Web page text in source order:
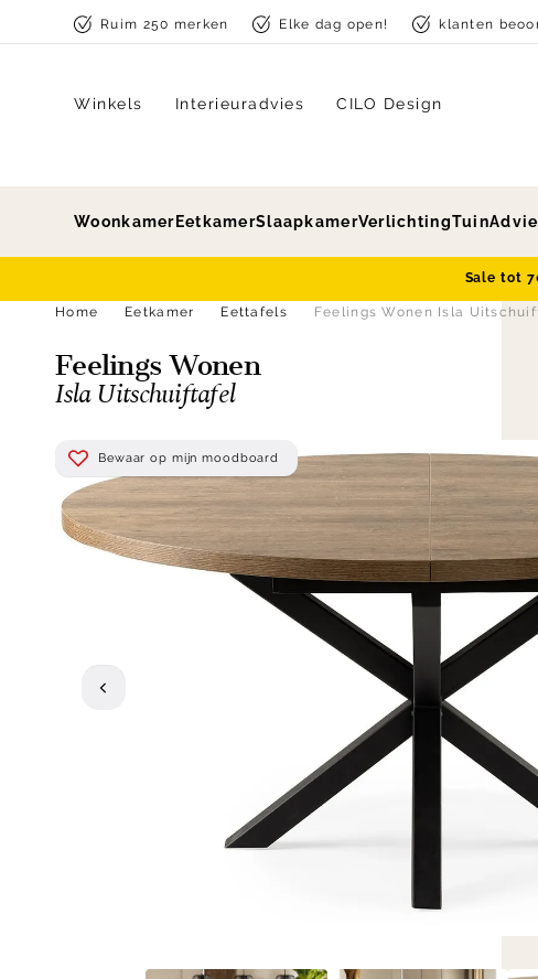
Skip to contentRuim 250 merken Elke dag open! klanten
Winkels Interieuradvies CILO Design
Woonkamer EetkamerSlaapkamerVerlichtingTuin
Sale tot
Home
Eetkamer Eettafels Feelings Wonen Isla
Feelings Wonen
Isla Uitschuiftafel
Bewaar op mijn moodboard